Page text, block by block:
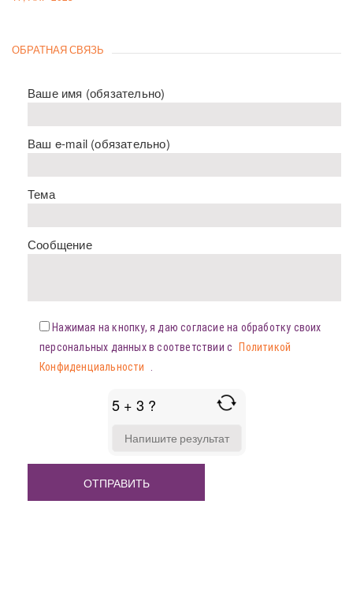
ОБРАТНАЯ СВЯЗЬ
Ваше имя (обязательно)
Ваш e-mail (обязательно)
Тема
Сообщение
Нажимая на кнопку, я даю согласие на обработку своих
персональных данных в соответствии с
Политикой
Конфиденциальности
5 + 3 ?
FOR
+